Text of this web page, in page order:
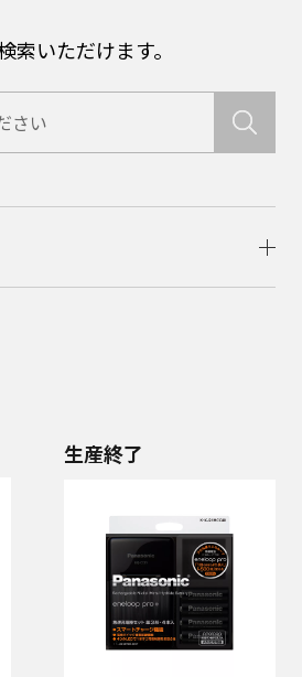
索いただけます。
生産終了